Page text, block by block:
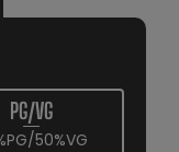
PG/VG
50%VG